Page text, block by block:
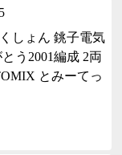
しょん 銚子電気
う2001編成 2両
とみーてっ